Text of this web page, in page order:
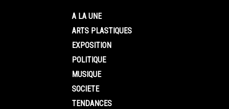
A LA UNE
ARTS PLASTIQUES
EXPOSITION
POLITIQUE
MUSIQUE
SOCIETE
TENDANCES